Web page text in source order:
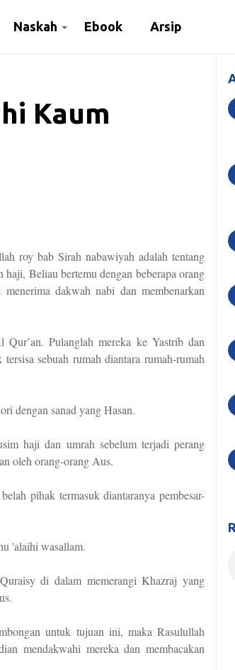
Naskah Ebook Arsip
Kaum
roy bab Sirah nabawiyah adalah tentang
Beliau bertemu dengan beberapa orang
dakwah nabi dan membenarkan
Pulanglah mereka ke Yastrib dan
sebuah rumah diantara rumah-rumah
dengan sanad yang Hasan.
haji dan umrah sebelum terjadi perang
oleh orang-orang Aus.
pihak termasuk diantaranya pembesar-
'alaihi wasallam.
di dalam memerangi Khazraj yang
untuk tujuan ini, maka Rasulullah
mendakwahi mereka dan membacakan